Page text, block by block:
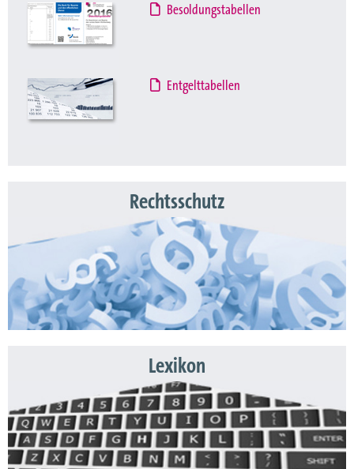
Besoldungstabellen
Entgelttabellen
Rechtsschutz
Lexikon